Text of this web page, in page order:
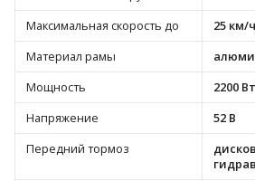
Максимальная скорость до
25 км/ч
Материал рамы
Мощность
2200 Вт
Напряжение
52 В
Передний тормоз